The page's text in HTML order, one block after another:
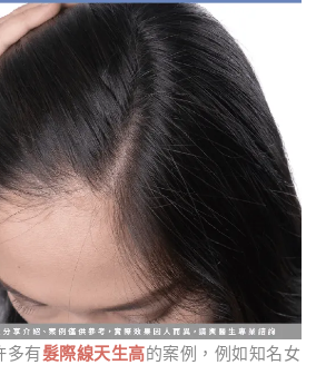
多有髮際線天生高的案例，例如知名女